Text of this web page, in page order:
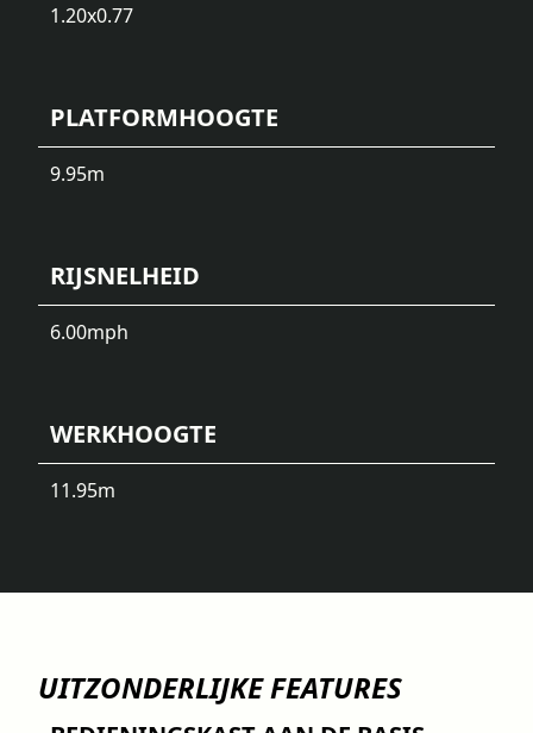
1.20x0.77
PLATFORMHOOGTE
9.95m
RIJSNELHEID
6.00mph
WERKHOOGTE
11.95m
UITZONDERLIJKE FEATURES